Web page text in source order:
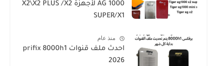
AG 1000 لأجهزة X2\X2 PLUS /X2
SUPER/X1
منذ عام
احدث ملف قنوات prifix 8000h1
2026